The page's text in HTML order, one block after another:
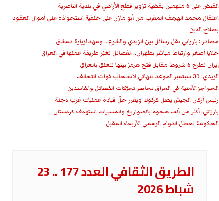
القبض على 6 متهمين بقضية تزوير قطع الأراضي في بلدية الناصرية
اعتقال محمد الهجف المقرب من أبو مازن على خلفية استحواذه على أموال العقود
بصلاح الدين
مصادر : بارزاني نقل رسائل بين الزيدي والشرع... ومهد لزيارة دمشق
خلايا أصغر وارتباط مباشر بطهران.. الفصائل تغيّر طريقة عملها في العراق
إيران تطرح 6 شروط مقابل فتح هرمز بينها تتعلق بالعراق
الزيدي: 30 سبتمبر الموعد النهائي لانسحاب قوات التحالف
الحواجز الأمنية في العراق تحاصر تحرّكات الفصائل والفاسدين
رئيس أركان الجيش يصل كركوك ويقرر حلّ قيادة عمليات غرب دجلة
بارزاني: أكثر من ألف هجوم بالصواريخ والمسيرات استهدف كردستان
الحكومة تعطل الدوام الرسمي الأربعاء المقبل
الطريق الثقافي العدد 177 .. 23
شباط 2026